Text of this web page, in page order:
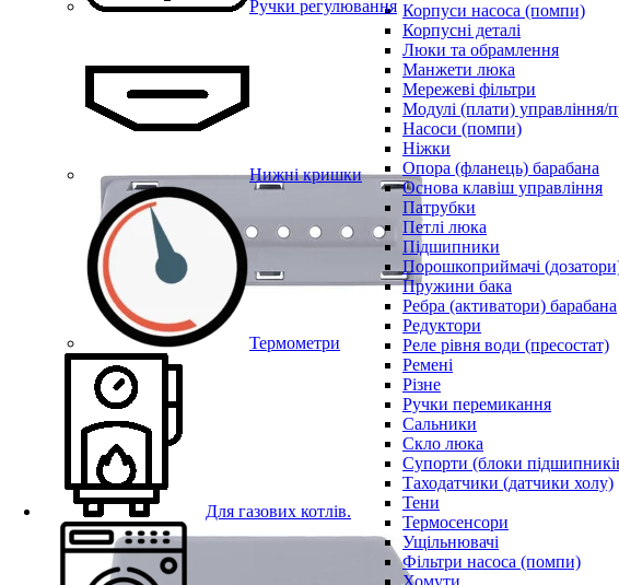
Корпуси насоса (помпи)
Корпусні деталі
Люки та обрамлення
Манжети люка
Мережеві фільтри
Модулі (плати) управління/
Насоси (помпи)
Ніжки
Опора (фланець) барабана
Основа клавіш управління
Патрубки
Петлі люка
Підшипники
Порошкоприймачі
Пружини бака
Ребра (активатори) барабана
Редуктори
Реле рівня води (пресостат)
Ремені
Різне
Ручки перемикання
Сальники
Скло люка
Супорти (блоки
Таходатчики (датчики холу)
Тени
Термосенсори
Ущільнювачі
Фільтри насоса (помпи)
Хомути
Ручки регулювання
Нижні кришки
Термометри
Для газових котлів.